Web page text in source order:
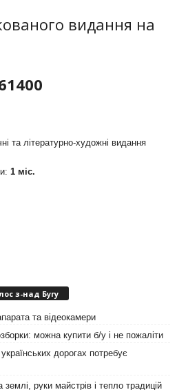
видання на
та літературно-художні видання
1 міс.
з-над Бугу
та відеокамери
можна купити б/у і не пожаліти
дорогах потребує
руки майстрів і тепло традицій